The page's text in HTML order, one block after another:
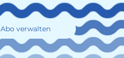
Abo verwalten